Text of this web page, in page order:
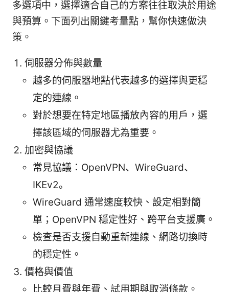
多選項中，選擇適合自己的方案往往取決於用途
與預算。下面列出關鍵考量點，幫你快速做決
策。
伺服器分佈與數量
越多的伺服器地點代表越多的選擇與更穩
定的連線。
對於想要在特定地區播放內容的用戶，選
擇該區域的伺服器尤為重要。
加密與協議
常見協議：OpenVPN、WireGuard、
IKEv2。
WireGuard 通常速度較快、設定相對簡
單；OpenVPN 穩定性好、跨平台支援廣。
檢查是否支援自動重新連線、網路切換時
的穩定性。
價格與價值
比較月費與年費、試用期與取消條款。